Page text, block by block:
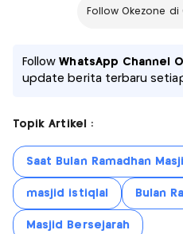
Follow Okezone di
FollowWhatsApp Channel
update berita terbaru
Topik Artikel :
Saat Bulan Ramadhan
masjid istiqlal Bulan
Masjid Bersejarah